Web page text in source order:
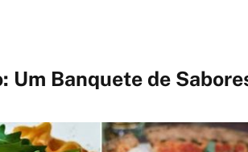
Um Banquete de